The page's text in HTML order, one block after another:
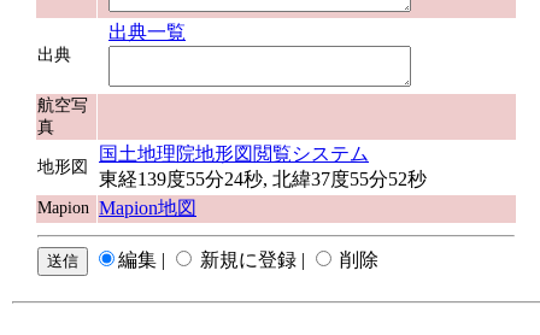
出典
出典一覧
航空写
真
地形図
国土地理院地形図閲覧システム
東経139度55分24秒, 北緯37度55分52秒
Mapion Mapion地図
編集 | 新規に登録 | 削除